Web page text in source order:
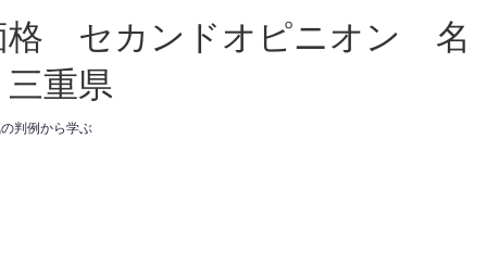
セカンドオピニオン 名
重県
判例から学ぶ